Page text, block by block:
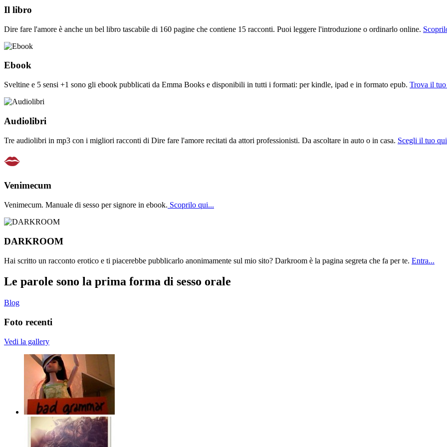
Il libro
Dire fare l'amore è anche un bel libro tascabile di 160 pagine che contiene 15 racconti. Puoi leggere l'introduzione o ordinarlo online.
Ebook
Sveltine e 5 sensi +1 sono gli ebook pubblicati da Emma Books e disponibili in tutti i formati: per kindle, ipad e in formato epub. Trova il
Audiolibri
Tre audiolibri in mp3 con i migliori racconti di Dire fare l'amore recitati da attori professionisti. Da ascoltare in auto o in casa. Scegli il tuo
Venimecum
Venimecum. Manuale di sesso per signore in ebook. Scoprilo qui...
DARKROOM
Hai scritto un racconto erotico e ti piacerebbe pubblicarlo anonimamente sul mio sito? Darkroom è la pagina segreta che fa per te. Entra...
Le parole sono la prima forma di sesso orale
Blog
Foto recenti
Vedi la gallery